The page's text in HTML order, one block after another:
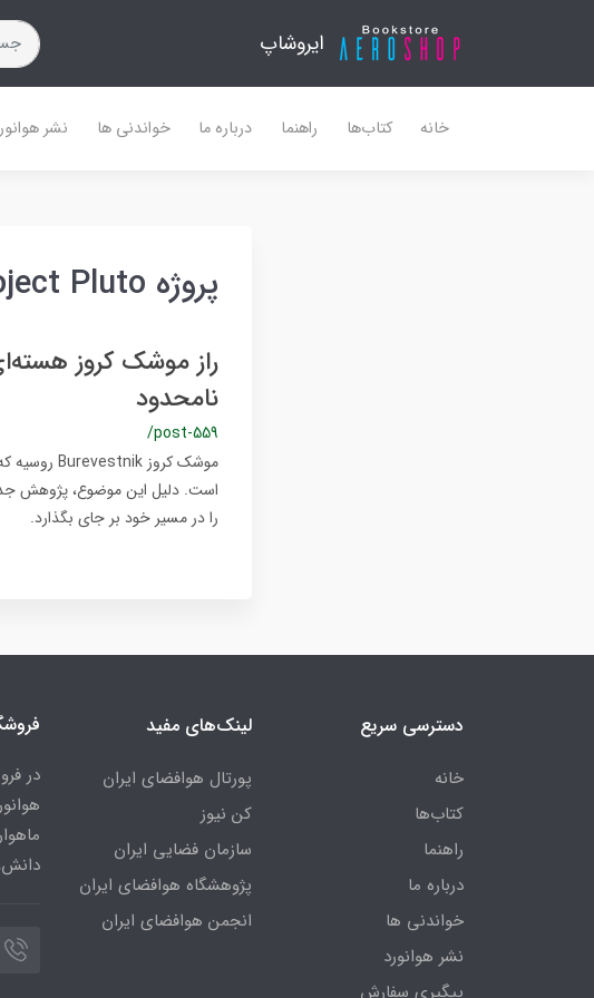
ایروشاپ
خانه کتاب‌ها راهنما درباره ما خواندنی ها نشر
پروژه Project Pluto
نامحدود
/post-559
است. دلیل این موضوع، پژوهش
را در مسیر خود بر جای بگذارد.
دسترسی سریع
خانه
کتاب‌ها
راهنما
درباره ما
خواندنی ها
نشر هوانورد
پیگیری سفارش
لینک‌های مفید
پورتال هوافضای ایران
کن نیوز
سازمان فضایی ایران
پژوهشگاه هوافضای ایران
انجمن هوافضای ایران
در